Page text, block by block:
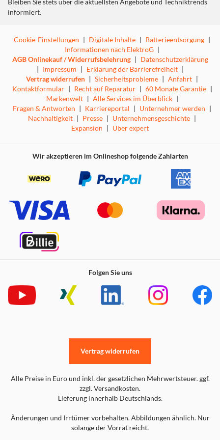
Bleiben Sie stets über die aktuellsten Angebote und Techniktrends
informiert.
Cookie-Einstellungen | Digitale Inhalte | Batterieentsorgung |
Informationen nach ElektroG |
AGB Onlinekauf / Widerrufsbelehrung | Datenschutzerklärung
| Impressum | Erklärung der Barrierefreiheit |
Vertrag widerrufen | Sicherheitsprobleme | Anfahrt |
Kontaktformular | Recht auf Reparatur | 60 Monate Garantie |
Markenwelt | Alle Services im Überblick |
Fragen & Antworten | Karriereportal | Unternehmer werden |
Nachhaltigkeit | Presse | Unternehmensgeschichte |
Expansion | Über expert
Wir akzeptieren im Onlineshop folgende Zahlarten
Folgen Sie uns
Alle Preise in Euro und inkl. der gesetzlichen Mehrwertsteuer. ggf.
zzgl. Versandkosten.
Lieferung innerhalb Deutschlands.
Änderungen und Irrtümer vorbehalten. Abbildungen ähnlich. Nur
solange der Vorrat reicht.
Vertrag widerrufen